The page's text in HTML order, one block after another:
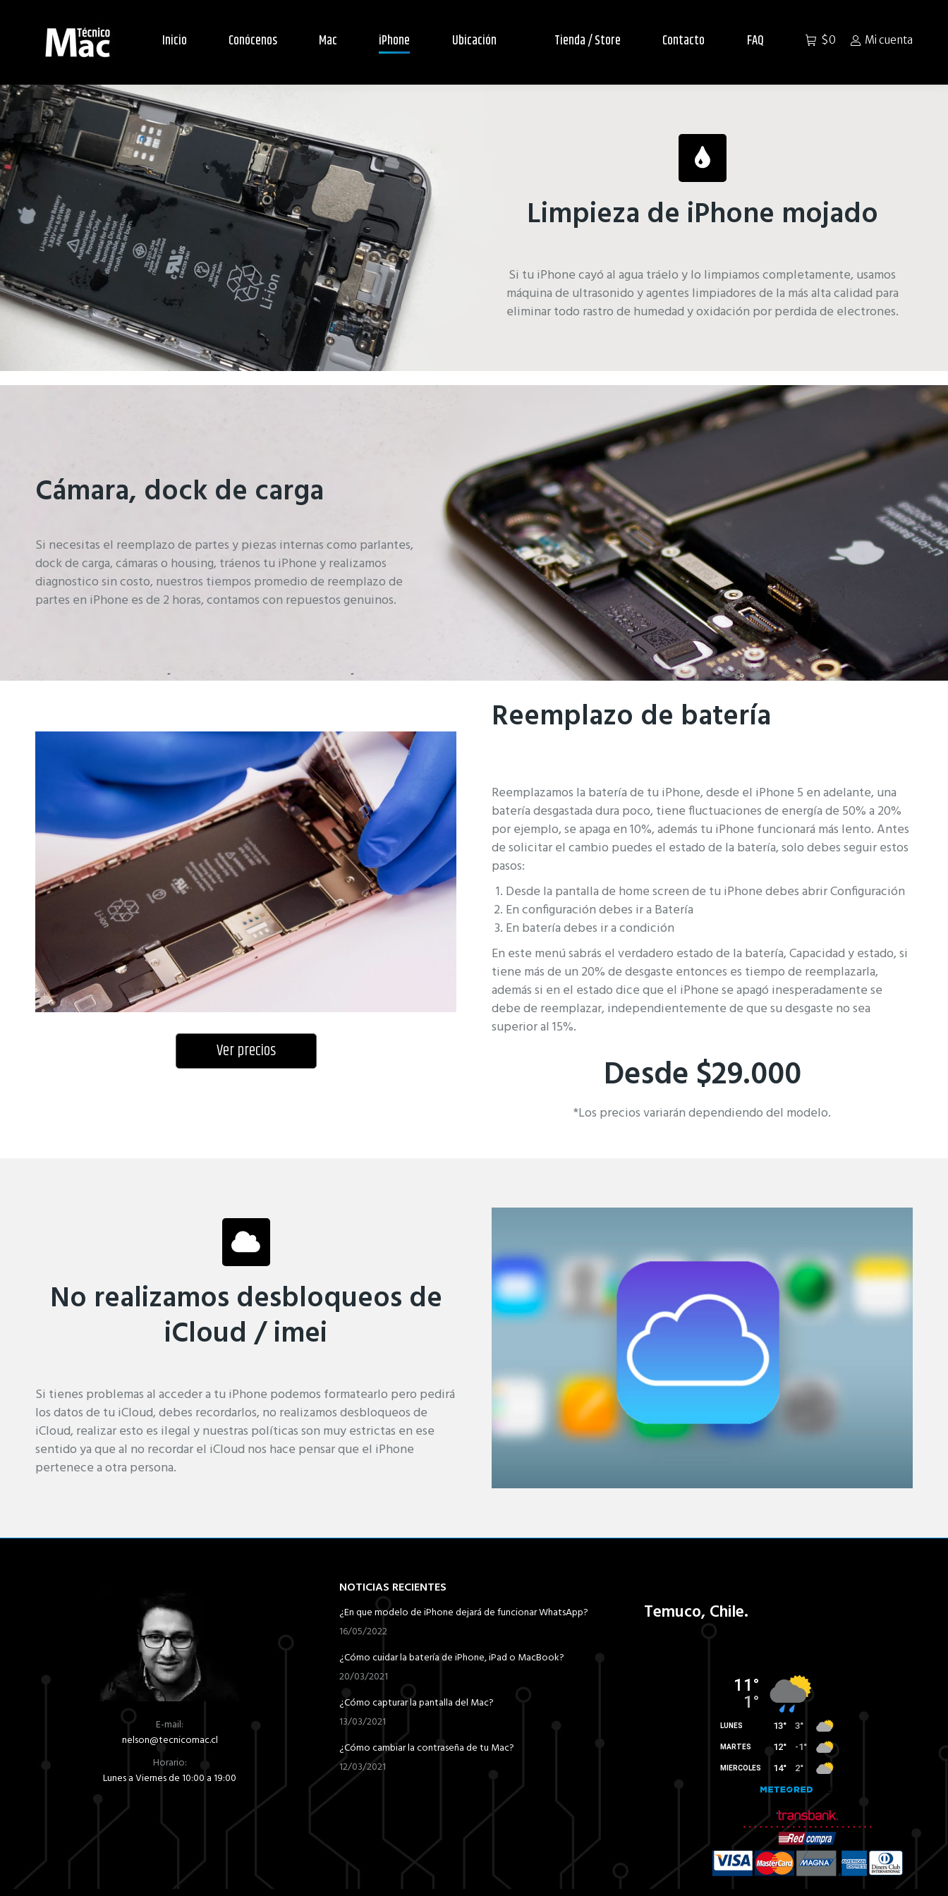
Inicio Conócenos Mac iPhone Ubicación Tienda / Store Contacto FAQ $0 Mi cuenta
Limpieza de iPhone mojado
Si tu iPhone cayó al agua tráelo y lo limpiamos completamente, usamos
máquina de ultrasonido y agentes limpiadores de la más alta calidad para
eliminar todo rastro de humedad y oxidación por perdida de electrones.
Cámara, dock de carga
Si necesitas el reemplazo de partes y piezas internas como parlantes,
dock de carga, cámaras o housing, tráenos tu iPhone y realizamos
diagnostico sin costo, nuestros tiempos promedio de reemplazo de
partes en iPhone es de 2 horas, contamos con repuestos genuinos.
Ver precios
Reemplazo de batería
Reemplazamos la batería de tu iPhone, desde el iPhone 5 en adelante, una
batería desgastada dura poco, tiene fluctuaciones de energía de 50% a 20%
por ejemplo, se apaga en 10%, además tu iPhone funcionará más lento. Antes
de solicitar el cambio puedes el estado de la batería, solo debes seguir estos
pasos:
Desde la pantalla de home screen de tu iPhone debes abrir Configuración
En configuración debes ir a Batería
En batería debes ir a condición
En este menú sabrás el verdadero estado de la batería, Capacidad y estado, si
tiene más de un 20% de desgaste entonces es tiempo de reemplazarla,
además si en el estado dice que el iPhone se apagó inesperadamente se
debe de reemplazar, independientemente de que su desgaste no sea
superior al 15%.
Desde $29.000
*Los precios variarán dependiendo del modelo.
No realizamos desbloqueos de
iCloud / imei
Si tienes problemas al acceder a tu iPhone podemos formatearlo pero pedirá
los datos de tu iCloud, debes recordarlos, no realizamos desbloqueos de
iCloud, realizar esto es ilegal y nuestras políticas son muy estrictas en ese
sentido ya que al no recordar el iCloud nos hace pensar que el iPhone
pertenece a otra persona.
E-mail:
nelson@tecnicomac.cl
Horario:
Lunes a Viernes de 10:00 a 19:00
NOTICIAS RECIENTES
¿En que modelo de iPhone dejará de funcionar WhatsApp?
16/05/2022
¿Cómo cuidar la batería de iPhone, iPad o MacBook?
20/03/2021
¿Cómo capturar la pantalla del Mac?
13/03/2021
¿Cómo cambiar la contraseña de tu Mac?
12/03/2021
Temuco, Chile.